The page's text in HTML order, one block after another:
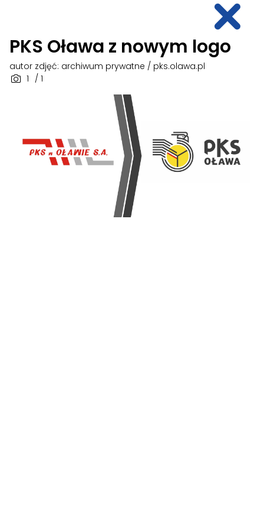
PKS Oława z nowym logo
1 / 1
autor zdjęć: archiwum prywatne / pks.olawa.pl